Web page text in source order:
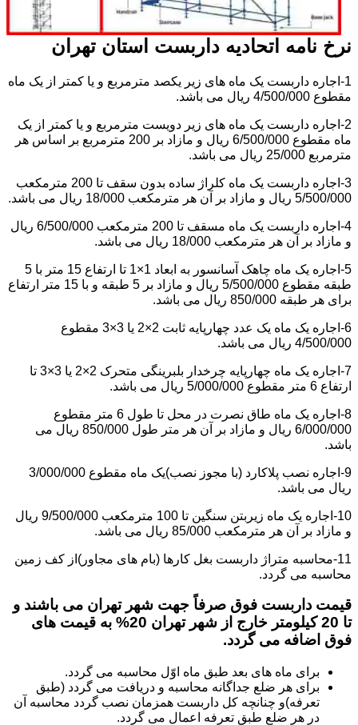
نرخ نامه اتحادیه داربست استان تهران
1-اجاره داربست یک ماه های زیر یکصد مترمربع و یا کمتر از یک ماه
مقطوع 4/500/000 ریال می باشد.
2-اجاره داربست یک ماه های زیر دویست مترمربع و یا کمتر از یک
ماه مقطوع 6/500/000 ریال و مازاد بر 200 مترمربع بر اساس هر
مترمربع 25/000 ریال می باشد.
3-اجاره داربست یک ماه کلراژ ساده بدون سقف تا 200 مترمکعب
5/500/000 ریال و مازاد بر آن هر مترمکعب 18/000 ریال می باشد.
4-اجاره داربست یک ماه مسقف تا 200 مترمکعب 6/500/000 ریال
و مازاد بر آن هر مترمکعب 18/000 ریال می باشد.
5-اجاره یک ماه چاهک آسانسور به ابعاد 1×1 تا ارتفاع 15 متر با 5
طبقه مقطوع 5/500/000 ریال و مازاد بر 5 طبقه و با 15 متر ارتفاع
برای هر طبقه 850/000 ریال می باشد.
6-اجاره یک ماه یک عدد چهارپایه ثابت 2×2 یا 3×3 مقطوع
4/500/000 ریال می باشد.
7-اجاره یک ماه چهارپایه چرخدار بلبرینگی متحرک 2×2 یا 3×3 تا
ارتفاع 6 متر مقطوع 5/000/000 ریال می باشد.
8-اجاره یک ماه طاق نصرت در محل تا طول 6 متر مقطوع
6/000/000 ریال و مازاد بر آن هر متر طول 850/000 ریال می
باشد.
9-اجاره نصب پلاکارد (با مجوز نصب)یک ماه مقطوع 3/000/000
ریال می باشد.
10-اجاره یک ماه زیربتن سنگین تا 100 مترمکعب 9/500/000 ریال
و مازاد بر آن هر مترمکعب 85/000 ریال می باشد.
11-محاسبه متراژ داربست بغل کارها (بام های مجاور)از کف زمین
محاسبه می گردد.
قیمت داربست فوق صرفاً جهت شهر تهران می باشند و
تا 20 کیلومتر خارج از شهر تهران 20% به قیمت های
فوق اضافه می گردد.
برای ماه های بعد طبق ماه اوّل محاسبه می گردد.
برای هر ضلع جداگانه محاسبه و دریافت می گردد (طبق
تعرفه)و چنانچه کل داربست همزمان نصب گردد محاسبه آن
در هر ضلع طبق تعرفه اعمال می گردد.